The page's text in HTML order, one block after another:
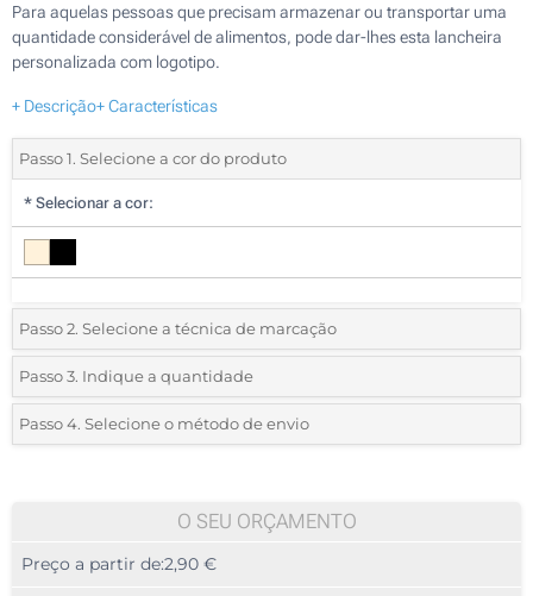
Para aquelas pessoas que precisam armazenar ou transportar uma
quantidade considerável de alimentos, pode dar-lhes esta lancheira
personalizada com logotipo.
+ Descrição+ Características
Passo 1. Selecione a cor do produto
* Selecionar a cor:
Passo 2. Selecione a técnica de marcação
*Selecione o tipo de marcação e as cores do logotipo:
1 Cor (No utensílio)
3 Cores (No utensílio)
Passo 3. Indique a quantidade
*Quantidade mínima:25
50
Passo 4. Selecione o método de envio
O SEU ORÇAMENTO
Preço a partir de:2,90 €